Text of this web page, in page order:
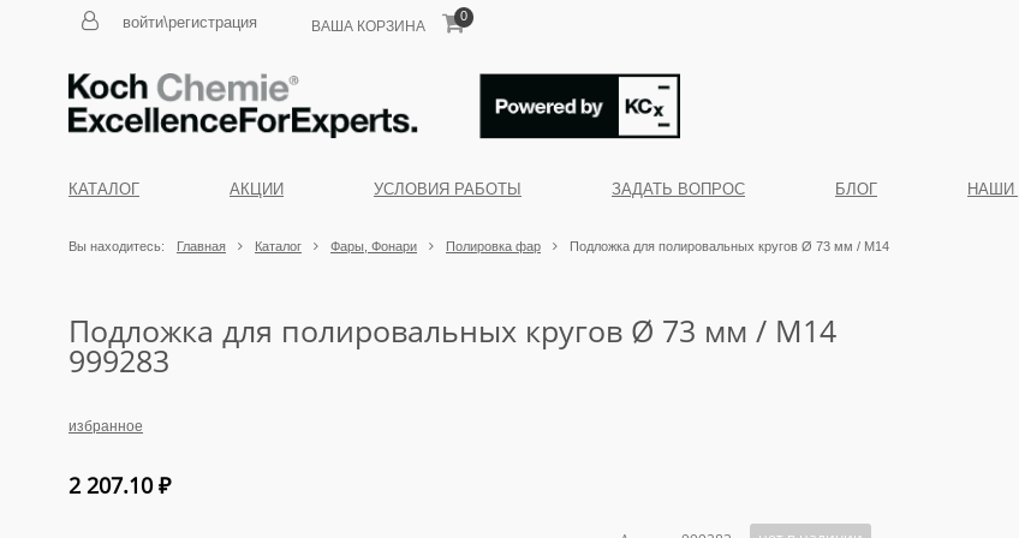
войти\регистрация ВАША КОРЗИНА
0
КАТАЛОГ АКЦИИ УСЛОВИЯ РАБОТЫ ЗАДАТЬ ВОПРОС БЛОГ НАШИ
Вы находитесь: Главная Каталог Фары, Фонари Полировка фар Подложка для полировальных кругов Ø 73 мм / М14
Подложка для полировальных кругов Ø 73 мм / М14
999283
избранное
2 207.10₽